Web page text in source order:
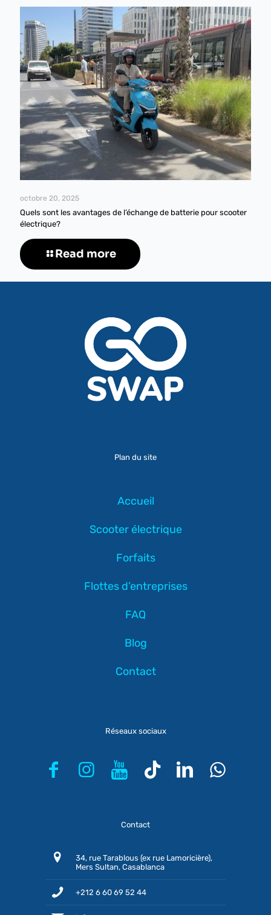
octobre 20, 2025
Quels sont les avantages de l’échange de batterie pour scooter
électrique?
Read more
Plan du site
Accueil
Scooter électrique
Forfaits
Flottes d’entreprises
FAQ
Blog
Contact
Réseaux sociaux
Contact
34, rue Tarablous (ex rue Lamoricière),
Mers Sultan, Casablanca
+212 6 60 69 52 44